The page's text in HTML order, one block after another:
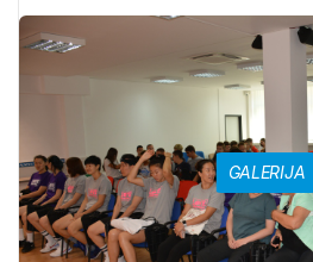
GALERIJA